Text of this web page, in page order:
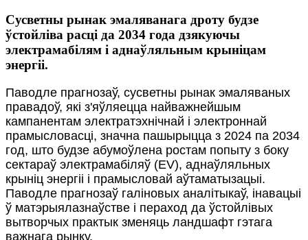
Сусветны рынак эмаляванага дроту будзе
ўстойліва расці да 2034 года дзякуючы
электрамабілям і аднаўляльным крыніцам
энергіі.
Паводле прагнозаў, сусветны рынак эмаляваных
правадоў, які з'яўляецца найважнейшым
кампанентам электратэхнічнай і электроннай
прамысловасці, значна пашырыцца з 2024 па 2034
год, што будзе абумоўлена ростам попыту з боку
сектараў электрамабіляў (EV), аднаўляльных
крыніц энергіі і прамысловай аўтаматызацыі.
Паводле прагнозаў галіновых аналітыкаў, інавацыі
ў матэрыялазнаўстве і пераход да ўстойлівых
вытворчых практык зменяць ландшафт гэтага
важнага рынку.